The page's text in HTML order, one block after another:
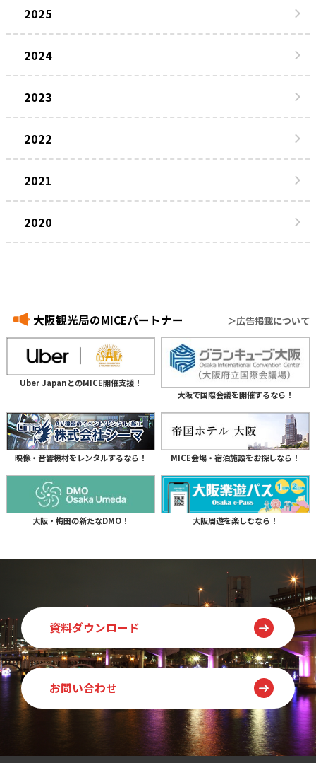
2025
2024
2023
2022
2021
2020
大阪観光局のMICEパートナー ＞広告掲載について
Uber JapanとのMICE開催支援！
大阪で国際会議を開催するなら！
映像・音響機材をレンタルするなら！ MICE会場・宿泊施設をお探しなら！
大阪・梅田の新たなDMO！ 大阪周遊を楽しむなら！
資料ダウンロード
お問い合わせ